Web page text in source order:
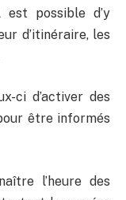
est possible d’y
d’itinéraire, les
ci d’activer des
être informés
l’heure des